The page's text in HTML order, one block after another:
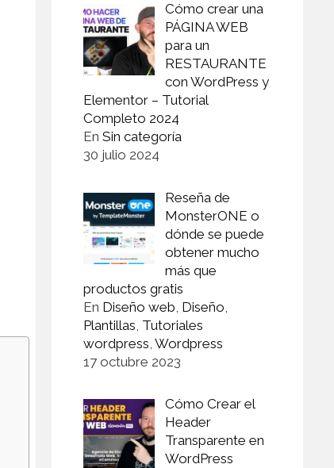
Cómo crear una
PÁGINA WEB
para un
RESTAURANTE
con WordPress y
Elementor – Tutorial
Completo 2024
EnSin categoría
30 julio 2024
Reseña de
MonsterONE o
dónde se puede
obtener mucho
más que
productos gratis
En Diseño web Diseño
Plantillas Tutoriales
wordpress ,Wordpress
17 octubre 2023
Cómo Crear el
Header
Transparente en
WordPress